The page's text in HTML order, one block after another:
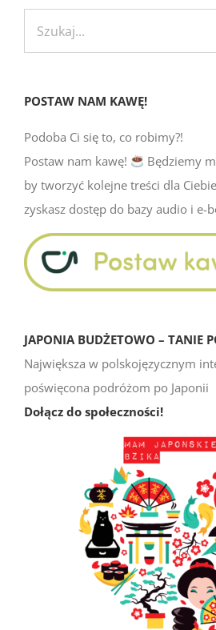
POSTAW NAM KAWĘ!
Podoba Ci się to, co robimy?!
Postaw nam kawę!
Będziemy
by tworzyć kolejne treści dla
zyskasz dostęp do bazy audio i e-
JAPONIA BUDŻETOWO – TANIE
Największa w polskojęzycznym
poświęcona podróżom po Japonii
Dołącz do społeczności!